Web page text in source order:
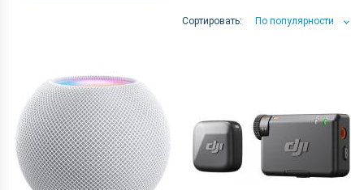
Сортировать: По популярности
По популярности